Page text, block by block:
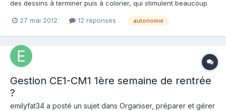
des dessins à terminer puis à colorier, qui stimulent beaucoup
autonomie par exemple ! Je vous laisse les différents liens où
27 mai 2012 12 réponses autonomie
Gestion CE1-CM1 1ère semaine de rentrée
?
emilyfat34 a posté un sujet dans Organiser, préparer et gérer